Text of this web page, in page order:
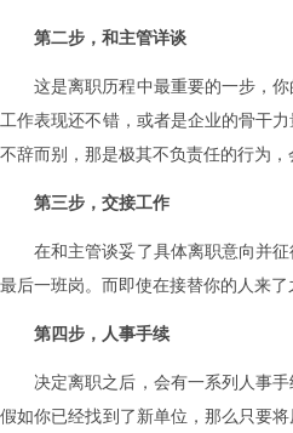
第二步，和主管详谈
这是离职历程中最重要的一步，
工作表现还不错，或者是企业的骨干
不辞而别，那是极其不负责任的行为，
第三步，交接工作
在和主管谈妥了具体离职意向并
最后一班岗。而即使在接替你的人来
第四步，人事手续
决定离职之后，会有一系列人事
假如你已经找到了新单位，那么只要